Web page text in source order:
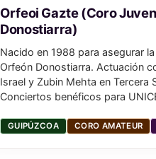
Orfeoi Gazte (Coro
Donostiarra)
Nacido en 1988 para asegurar
Orfeón Donostiarra. Actuación
Israel y Zubin Mehta en Tercera
Conciertos benéficos para
GUIPÚZCOA CORO AMATEUR